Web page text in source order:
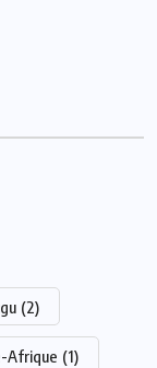
(2)
Afrique (1)